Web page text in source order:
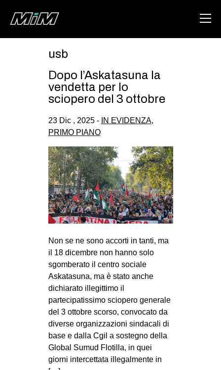
ABOUT
DEGENERAZIONE
CSOA LAMBRETTA
MSM
STUDENTI TSUNAMI
ZAM
MOBILITAZIONI
SPAZI
SPORT POPOLARE
MOVIMENTI
AMBIENTE
ANTIFASCISMO
DIRITTO ALL’ABITARE
GENERI
usb
Dopo l’Askatasuna la
vendetta per lo
sciopero del 3 ottobre
23 Dic , 2025 - IN EVIDENZA,
PRIMO PIANO
Non se ne sono accorti in tanti, ma
il 18 dicembre non hanno solo
sgomberato il centro sociale
Askatasuna, ma è stato anche
dichiarato illegittimo il
partecipatissimo sciopero generale
del 3 ottobre scorso, convocato da
diverse organizzazioni sindacali di
base e dalla Cgil a sostegno della
Global Sumud Flotilla, in quei
giorni intercettata illegalmente in